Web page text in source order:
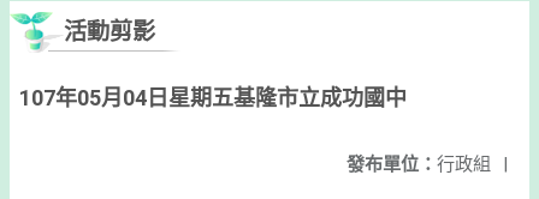
活動剪影
107年05月04日星期五基隆市立成功國中
發布單位： 行政組 |